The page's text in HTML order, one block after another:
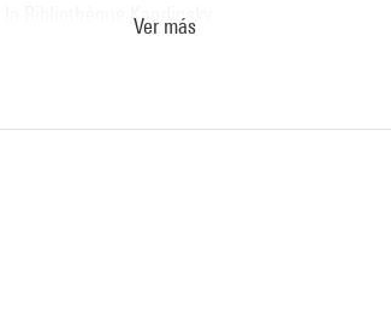
Bibliothèque Kandinsky
Ver más